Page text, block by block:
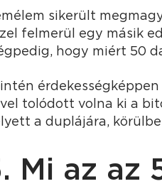
sikerült
felmerül egy másik
hogy miért 50
tolódott volna ki a
a duplájára,
Mi az az